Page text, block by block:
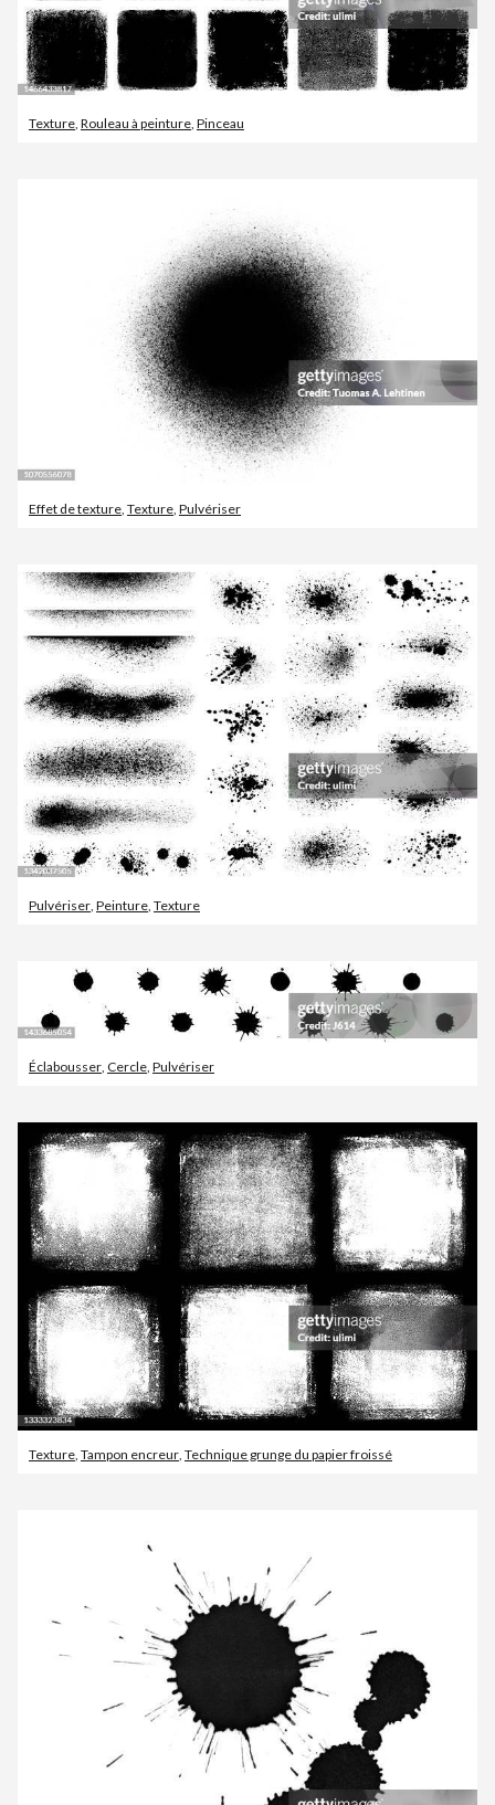
Texture, Rouleau à peinture, Pinceau
Effet de texture, Texture, Pulvériser
Pulvériser, Peinture, Texture
Éclabousser Cercle Pulvériser
Texture, Tampon encreur, Technique grunge du papier froissé